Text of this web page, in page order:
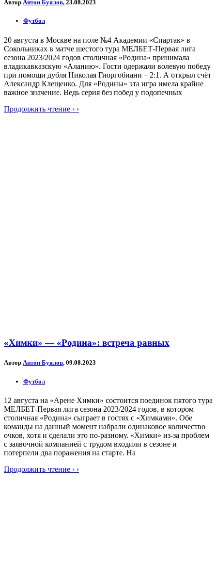
Автор Антон Буялов, 23.08.2023
Футбол
20 августа в Москве на поле №4 Академии «Спартак» в
Сокольниках в матче шестого тура МЕЛБЕТ-Первая лига
сезона 2023/2024 годов столичная «Родина» принимала
владикавказскую «Аланию». Гости одержали волевую победу
при помощи дубля Николая Гиоргобиани – 2:1. А открыл счёт
Александр Клещенко. Для «Родины» эта игра имела крайне
важное значение. Ведь серия без побед у подопечных
Продолжить чтение › ›
«Химки» — «Родина»: встреча равных
Автор Антон Буялов, 09.08.2023
Футбол
12 августа на «Арене Химки» состоится поединок пятого тура
МЕЛБЕТ-Первая лига сезона 2023/2024 годов, в котором
столичная «Родина» сыграет в гостях с «Химками». Обе
команды на данный момент набрали одинаковое количество
очков, хотя и сделали это по-разному. «Химки» из-за проблем
с заявочной компанией с трудом входили в сезоне и
потерпели два поражения на старте. На
Продолжить чтение › ›